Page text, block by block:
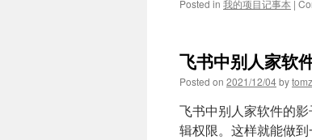
Posted in 我的项目记事本 |
飞书中别人家软
Posted on 2021/12/04by
飞书中别人家软件的
辑权限。这样就能做